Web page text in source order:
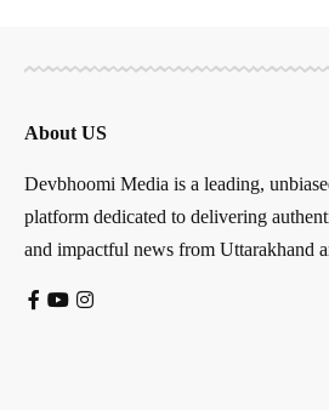
About US
Devbhoomi Media is a leading,
platform dedicated to delivering
and impactful news from Uttarakhand